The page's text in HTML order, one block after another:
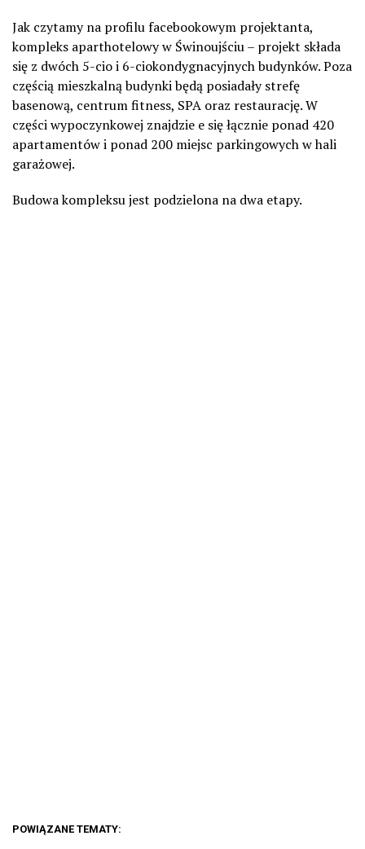
Jak czytamy na profilu facebookowym projektanta,
kompleks aparthotelowy w Świnoujściu – projekt składa
się z dwóch 5-cio i 6-ciokondygnacyjnych budynków. Poza
częścią mieszkalną budynki będą posiadały strefę
basenową, centrum fitness, SPA oraz restaurację. W
części wypoczynkowej znajdzie e się łącznie ponad 420
apartamentów i ponad 200 miejsc parkingowych w hali
garażowej.
Budowa kompleksu jest podzielona na dwa etapy.
POWIĄZANE TEMATY: